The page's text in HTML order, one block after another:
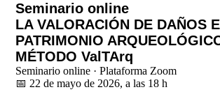
Seminario online
LA VALORACIÓN DE DAÑOS
PATRIMONIO
MÉTODO ValTArq
Seminario online · Plataforma Zoom
📅 22 de mayo de 2026, a las 18 h